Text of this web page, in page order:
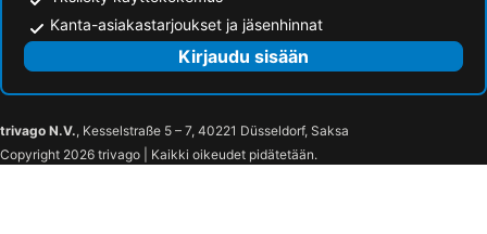
Kanta-asiakastarjoukset ja jäsenhinnat
Kirjaudu sisään
trivago N.V., Kesselstraße 5 – 7, 40221 Düsseldorf, Saksa
Copyright 2026 trivago | Kaikki oikeudet pidätetään.